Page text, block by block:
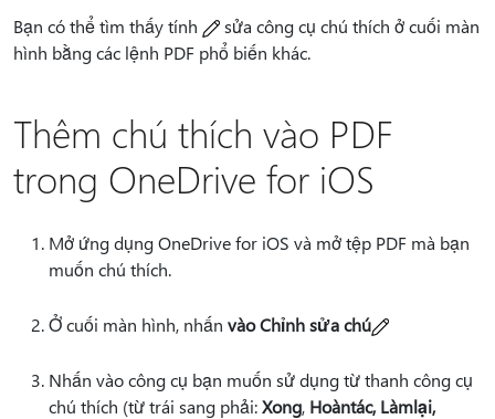
Bạn có thể tìm thấy tính
sửa công cụ chú thích ở cuối màn
hình bằng các lệnh PDF phổ biến khác.
Thêm chú thích vào PDF
trong OneDrive for iOS
Mở ứng dụng OneDrive for iOS và mở tệp PDF mà bạn
muốn chú thích.
Ở cuối màn hình, nhấn vào Chỉnh sửa chú
Nhấn vào công cụ bạn muốn sử dụng từ thanh công cụ
chú thích (từ trái sang phải:Xong, Hoàntác, Làmlại,